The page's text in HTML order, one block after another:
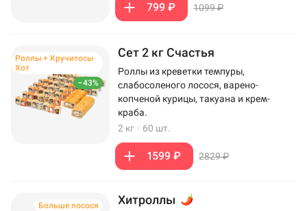
799 ₽ 1099 ₽
–43%
Роллы + Кручитосы
Хот
Сет 2 кг Счастья
Роллы из креветки темпуры,
слабосоленого лосося, варено-
копченой курицы, такуана и крем-
краба.
2 кг · 60 шт.
1599 ₽ 2829 ₽
Больше лосося Хитроллы